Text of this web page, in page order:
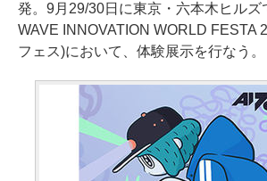
発。9月29/30日に東京・六本木ヒルズ
WAVE INNOVATION WORLD FESTA
フェス)において、体験展示を行なう。